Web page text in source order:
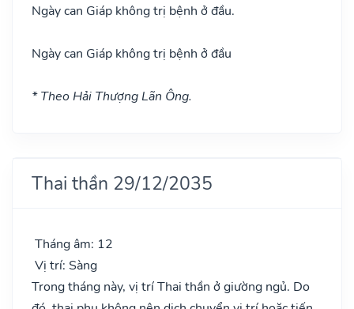
Ngày can Giáp không trị bệnh ở đầu.
Ngày can Giáp không trị bệnh ở đầu
* Theo Hải Thượng Lãn Ông.
Thai thần 29/12/2035
Tháng âm: 12
Vị trí: Sàng
Trong tháng này, vị trí Thai thần ở giường ngủ. Do